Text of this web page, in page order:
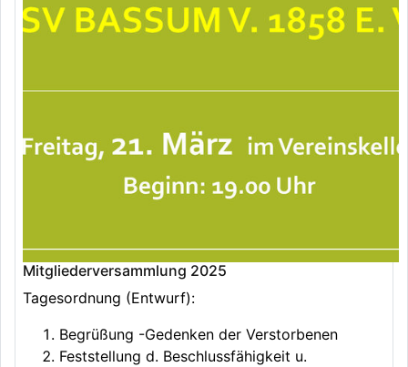
Mitgliederversammlung 2025
Tagesordnung (Entwurf):
Begrüßung -Gedenken der Verstorbenen
Feststellung d. Beschlussfähigkeit u.